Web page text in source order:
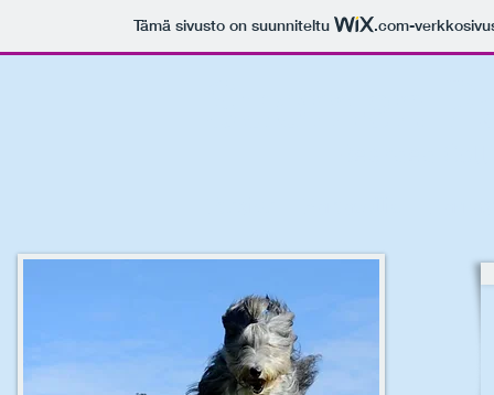
Tämä sivusto on suunniteltu .com-